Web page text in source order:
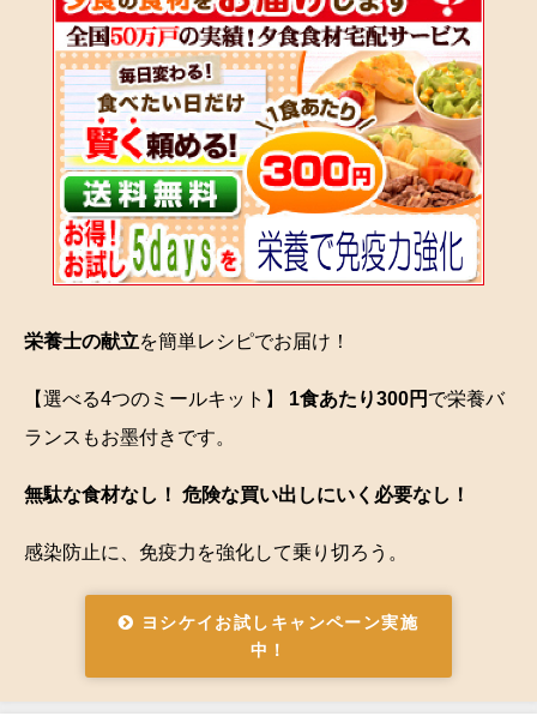
栄養士の献立を簡単レシピでお届け！
【選べる4つのミールキット】 1食あたり300円 で栄養バ
ランスもお墨付きです。
無駄な食材なし！ 危険な買い出しにいく必要なし！
感染防止に、免疫力を強化して乗り切ろう。
ヨシケイお試しキャンペーン実施
中！